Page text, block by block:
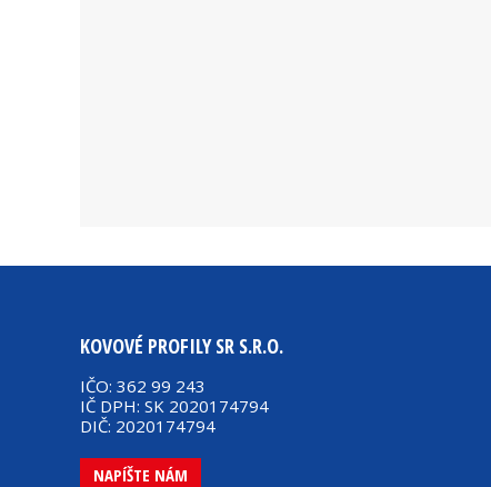
KOVOVÉ PROFILY SR S.R.O.
IČO: 362 99 243
IČ DPH: SK 2020174794
DIČ: 2020174794
NAPÍŠTE NÁM